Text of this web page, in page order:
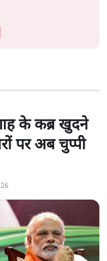
के कब्र खुदने
पर अब चुप्पी